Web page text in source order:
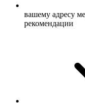
вашему адресу
рекомендации